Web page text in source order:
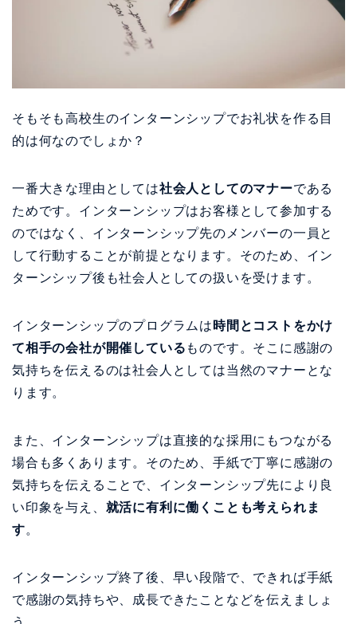
そもそも高校生のインターンシップでお礼状を作る目
的は何なのでしょか？
一番大きな理由としては社会人としてのマナーである
ためです。インターンシップはお客様として参加する
のではなく、インターンシップ先のメンバーの一員と
して行動することが前提となります。そのため、イン
ターンシップ後も社会人としての扱いを受けます。
インターンシップのプログラムは 時間とコストをかけ
て相手の会社が開催している ものです。そこに感謝の
気持ちを伝えるのは社会人としては当然のマナーとな
ります。
また、インターンシップは直接的な採用にもつながる
場合も多くあります。そのため、手紙で丁寧に感謝の
気持ちを伝えることで、インターンシップ先により良
い印象を与え、 就活に有利に働くことも考えられま
す。
インターンシップ終了後、早い段階で、できれば手紙
で感謝の気持ちや、成長できたことなどを伝えましょ